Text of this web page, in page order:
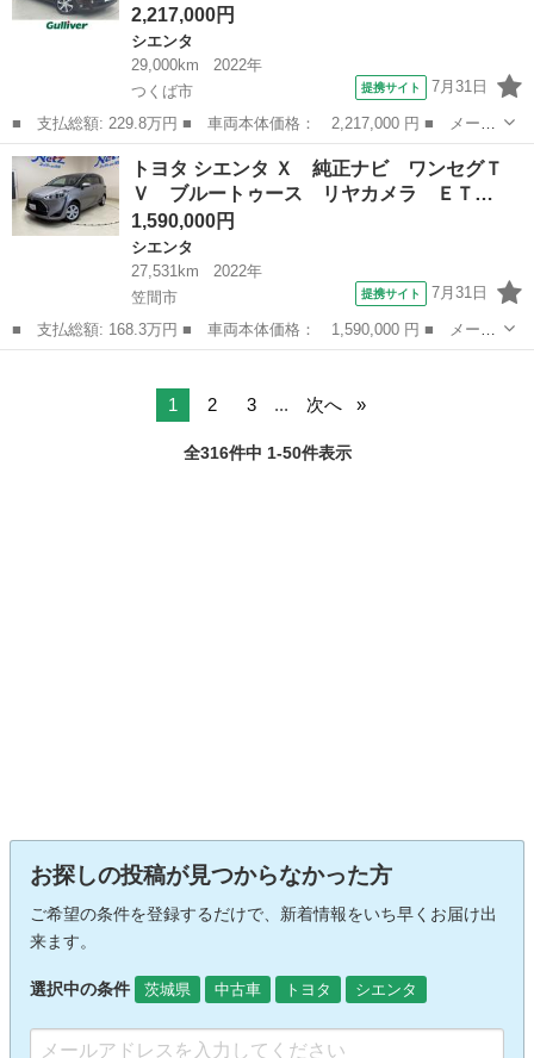
2,217,000円
シエンタ
29,000km
2022年
つくば市
提携サイト 7月31日
■ 支払総額: 229.8万円 ■ 車両本体価格： 2,217,000 円 ■ メーカ
ー名： トヨタ ■ 車種名： シエンタ ■ グレード名： ハイブリ
ッドＧ クエロ 禁煙車 純正Ｔ－ｃｏｎｎｅｃｔナビ フルセグＴ
Ｖ トヨ...
茨城 つくば市 シエンタ
トヨタ シエンタ Ｘ 純正ナビ ワンセグＴ
Ｖ ブルートゥース リヤカメラ ＥＴ…
1,590,000円
シエンタ
27,531km
2022年
笠間市
提携サイト 7月31日
■ 支払総額: 168.3万円 ■ 車両本体価格： 1,590,000 円 ■ メーカ
ー名： トヨタ ■ 車種名： シエンタ ■ グレード名： Ｘ 純正
1 2 3 ... 次へ
全316件中 1-50件表示
お探しの投稿が見つからなかった方
ご希望の条件を登録するだけで、新着情報をいち早くお届け出
来ます。
選択中の条件 茨城県 中古車 トヨタ シエンタ